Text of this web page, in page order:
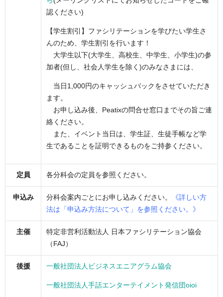
認ください)
【学生割引】ファシリテーションを学びたい学生さ
んのため、学生割引を行います！
大学生以下(大学生、高校生、中学生、小学生)の参
加者(但し、社会人学生を除く)のみなさまには、
当日1,000円のキャッシュバックをさせていただき
ます。
お申し込み後、Peatixの問合せ窓口までその旨ご連
絡ください。
また、イベント当日は、学生証、生徒手帳など学
生であることを証明できるものをご持参ください。
定員 各分科会の定員を参照ください。
申込み 分科会案内ごとにお申し込みください。
《詳しい方
法は「申込み方法について」を参照ください。》
主催
特定⾮営利活動法⼈ ⽇本ファシリテーション協会
（FAJ）
後援 一般社団法人ビジネスエニアグラム協会
一般社団法人手話エンターテイメント発信団oioi